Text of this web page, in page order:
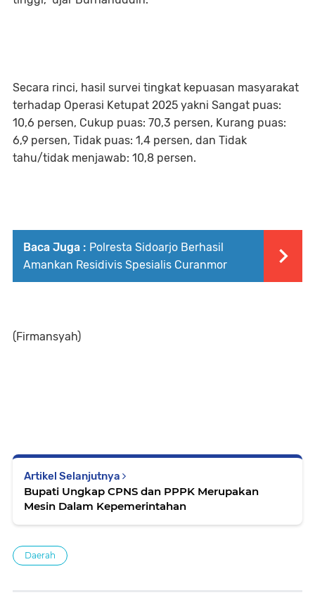
Secara rinci, hasil survei tingkat kepuasan masyarakat
terhadap Operasi Ketupat 2025 yakni Sangat puas:
10,6 persen, Cukup puas: 70,3 persen, Kurang puas:
6,9 persen, Tidak puas: 1,4 persen, dan Tidak
tahu/tidak menjawab: 10,8 persen.
Baca Juga : Polresta Sidoarjo Berhasil
Amankan Residivis Spesialis Curanmor
(Firmansyah)
Artikel Selanjutnya
Bupati Ungkap CPNS dan PPPK Merupakan
Mesin Dalam Kepemerintahan
Daerah